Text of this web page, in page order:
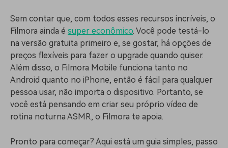
Sem contar que, com todos esses recursos incríveis, o
Filmora ainda é super econômico. Você pode testá-lo
na versão gratuita primeiro e, se gostar, há opções de
preços flexíveis para fazer o upgrade quando quiser.
Além disso, o Filmora Mobile funciona tanto no
Android quanto no iPhone, então é fácil para qualquer
pessoa usar, não importa o dispositivo. Portanto, se
você está pensando em criar seu próprio vídeo de
rotina noturna ASMR, o Filmora te apoia.
Pronto para começar? Aqui está um guia simples, passo